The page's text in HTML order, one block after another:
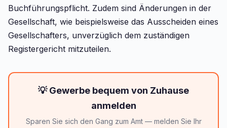
Buchführungspflicht. Zudem sind Änderungen in der
Gesellschaft, wie beispielsweise das Ausscheiden eines
Gesellschafters, unverzüglich dem zuständigen
Registergericht mitzuteilen.
💡 Gewerbe bequem von Zuhause
anmelden
Sparen Sie sich den Gang zum Amt — melden Sie Ihr